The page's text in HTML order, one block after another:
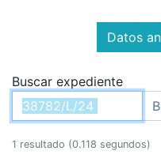
Datos
Buscar expediente
1 resultado (0.118 segundos)